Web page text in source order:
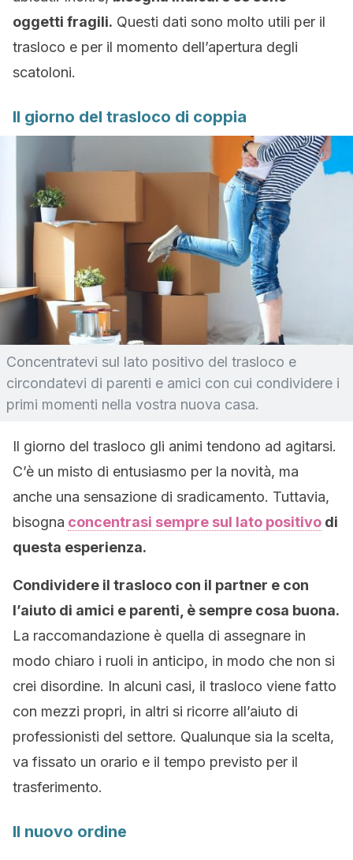
oggetti fragili. Questi dati sono molto utili per il
trasloco e per il momento dell’apertura degli
scatoloni.
Il giorno del trasloco di coppia
Concentratevi sul lato positivo del trasloco e
circondatevi di parenti e amici con cui condividere i
primi momenti nella vostra nuova casa.
Il giorno del trasloco gli animi tendono ad agitarsi.
C’è un misto di entusiasmo per la novità, ma
anche una sensazione di sradicamento. Tuttavia,
bisogna concentrasi sempre sul lato positivo di
questa esperienza.
Condividere il trasloco con il partner e con
l’aiuto di amici e parenti, è sempre cosa buona.
La raccomandazione è quella di assegnare in
modo chiaro i ruoli in anticipo, in modo che non si
crei disordine. In alcuni casi, il trasloco viene fatto
con mezzi propri, in altri si ricorre all’aiuto di
professionisti del settore. Qualunque sia la scelta,
va fissato un orario e il tempo previsto per il
trasferimento.
Il nuovo ordine